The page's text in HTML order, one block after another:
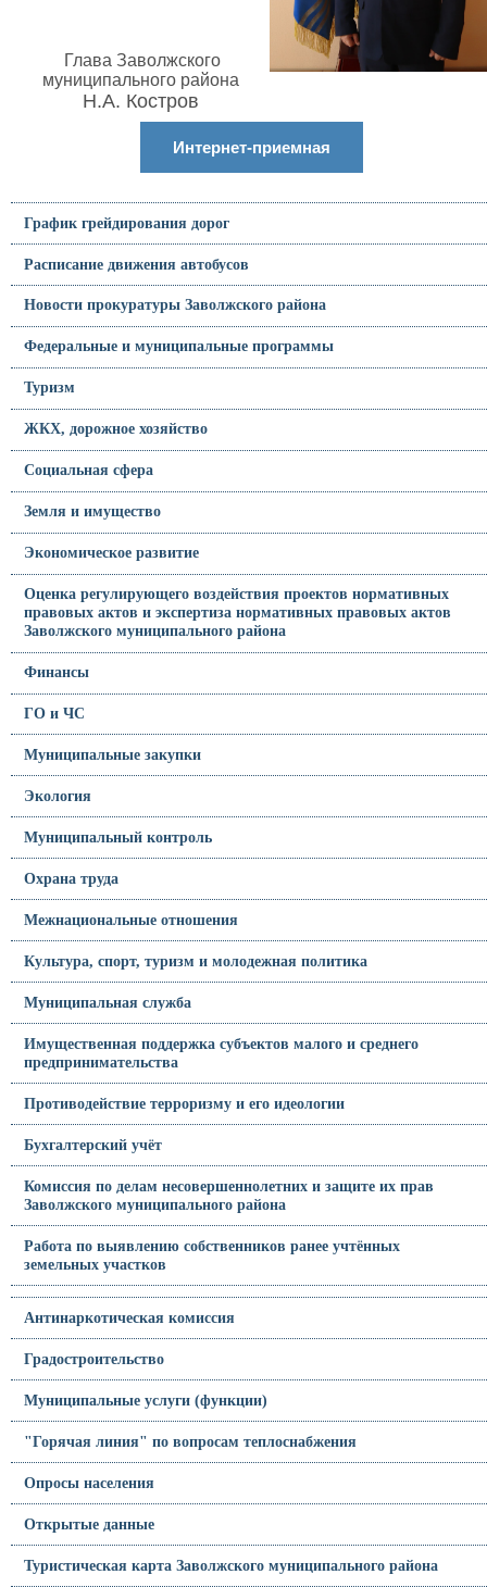
Глава Заволжского
муниципального района
Н.А. Костров
Интернет-приемная
График грейдирования дорог
Расписание движения автобусов
Новости прокуратуры Заволжского района
Федеральные и муниципальные программы
Туризм
ЖКХ, дорожное хозяйство
Социальная сфера
Земля и имущество
Экономическое развитие
Оценка регулирующего воздействия проектов нормативных
правовых актов и экспертиза нормативных правовых актов
Заволжского муниципального района
Финансы
ГО и ЧС
Муниципальные закупки
Экология
Муниципальный контроль
Охрана труда
Межнациональные отношения
Культура, спорт, туризм и молодежная политика
Муниципальная служба
Имущественная поддержка субъектов малого и среднего
предпринимательства
Противодействие терроризму и его идеологии
Бухгалтерский учёт
Комиссия по делам несовершеннолетних и защите их прав
Заволжского муниципального района
Работа по выявлению собственников ранее учтённых
земельных участков
Антинаркотическая комиссия
Градостроительство
Муниципальные услуги (функции)
"Горячая линия" по вопросам теплоснабжения
Опросы населения
Открытые данные
Туристическая карта Заволжского муниципального района